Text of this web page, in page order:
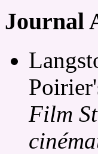
Journal
Film